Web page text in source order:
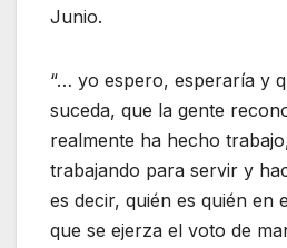
Junio.
“… yo espero, esperaría y
suceda, que la gente
realmente ha hecho
trabajando para servir y
es decir, quién es quién en
que se ejerza el voto de